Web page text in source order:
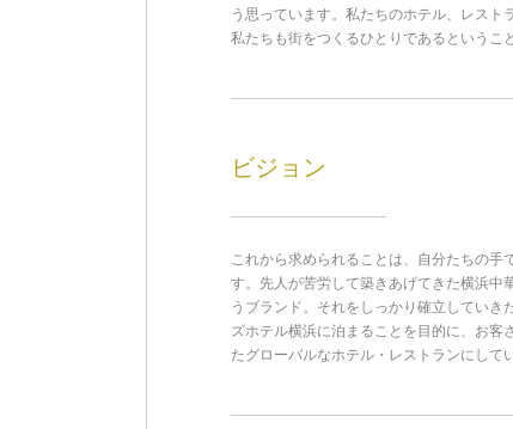
う思っています。私たちのホテル、レスト
私たちも街をつくるひとりであるというこ
ビジョン
これから求められることは、自分たちの
す。先人が苦労して築きあげてきた横浜中
うブランド。それをしっかり確立してい
ズホテル横浜に泊まることを目的に、お
たグローバルなホテル・レストランにして